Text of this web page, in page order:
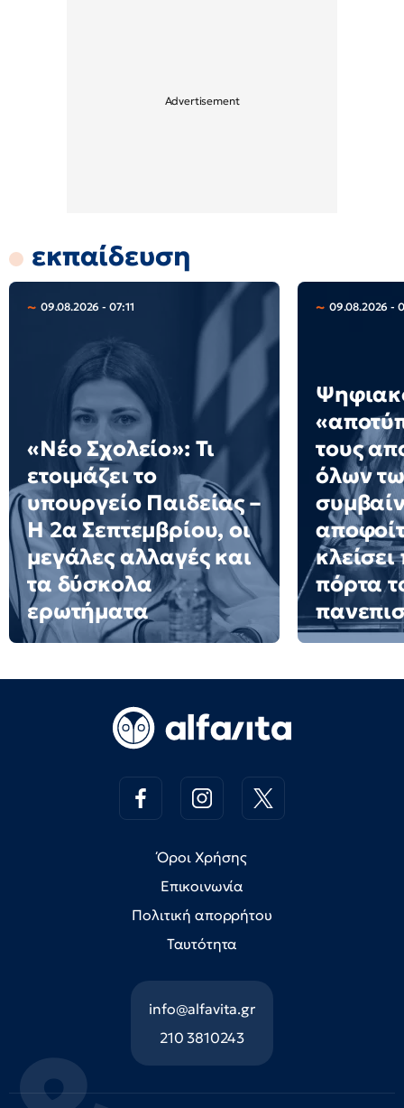
εκπαίδευση
09.08.2026 - 07:11
«Νέο Σχολείο»: Τι
ετοιμάζει το
υπουργείο Παιδείας –
Η 2α Σεπτεμβρίου, οι
μεγάλες αλλαγές και
τα δύσκολα
ερωτήματα
09.08.2026 -
τους
όλων
πόρτα
Όροι Χρήσης
Επικοινωνία
Πολιτική απορρήτου
Ταυτότητα
info@alfavita.gr
210 3810243